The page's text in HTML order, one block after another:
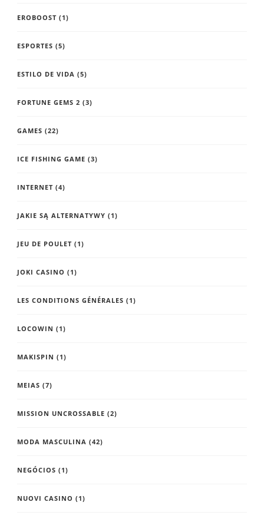
EROBOOST (1)
ESPORTES (5)
ESTILO DE VIDA (5)
FORTUNE GEMS 2 (3)
GAMES (22)
ICE FISHING GAME (3)
INTERNET (4)
JAKIE SĄ ALTERNATYWY (1)
JEU DE POULET (1)
JOKI CASINO (1)
LES CONDITIONS GÉNÉRALES (1)
LOCOWIN (1)
MAKISPIN (1)
MEIAS (7)
MISSION UNCROSSABLE (2)
MODA MASCULINA (42)
NEGÓCIOS (1)
NUOVI CASINO (1)